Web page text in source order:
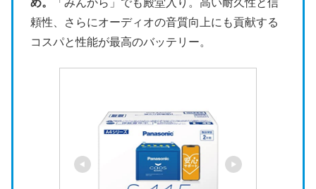
頼性、さらにオーディオの音質向上にも貢献する
コスパと性能が最高のバッテリー。